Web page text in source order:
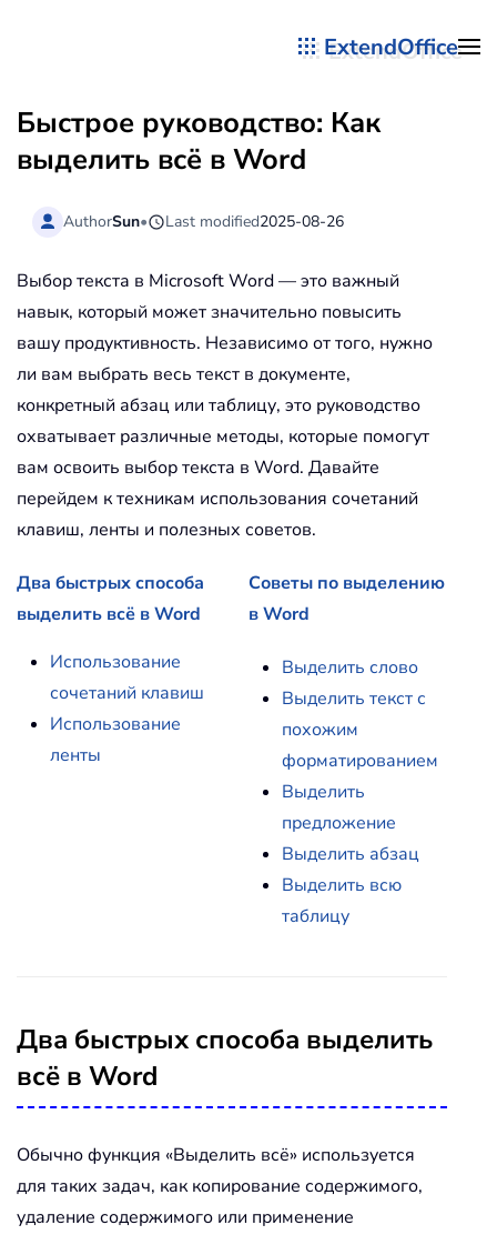
ExtendOffice
Быстрое руководство: Как
выделить всё в Word
AuthorSun• Last modified2025-08-26
Выбор текста в Microsoft Word — это важный
навык, который может значительно повысить
вашу продуктивность. Независимо от того, нужно
ли вам выбрать весь текст в документе,
конкретный абзац или таблицу, это руководство
охватывает различные методы, которые помогут
вам освоить выбор текста в Word. Давайте
перейдем к техникам использования сочетаний
клавиш, ленты и полезных советов.
Два быстрых способа
выделить всё в Word
Использование
сочетаний клавиш
Использование
ленты
Советы по выделению
в Word
Выделить слово
Выделить текст с
похожим
форматированием
Выделить
предложение
Выделить абзац
Выделить всю
таблицу
Два быстрых способа выделить
всё в Word
Обычно функция «Выделить всё» используется
для таких задач, как копирование содержимого,
удаление содержимого или применение